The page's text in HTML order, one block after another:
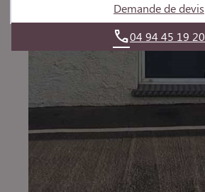
Demande de devis
04 94 45 19 20